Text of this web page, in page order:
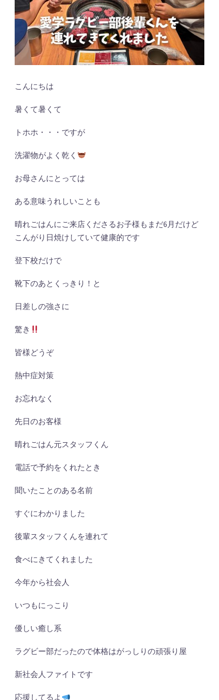
こんにちは
暑くて暑くて
トホホ・・・ですが
洗濯物がよく乾く
お母さんにとっては
ある意味うれしいことも
晴れごはんにご来店くださるお子様もまだ6月だけど
こんがり日焼けしていて健康的です
登下校だけで
靴下のあとくっきり！と
日差しの強さに
驚き
皆様どうぞ
熱中症対策
お忘れなく
先日のお客様
晴れごはん元スタッフくん
電話で予約をくれたとき
聞いたことのある名前
すぐにわかりました
後輩スタッフくんを連れて
食べにきてくれました
今年から社会人
いつもにっこり
優しい癒し系
ラグビー部だったので体格はがっしりの頑張り屋
新社会人ファイトです
応援してるよ